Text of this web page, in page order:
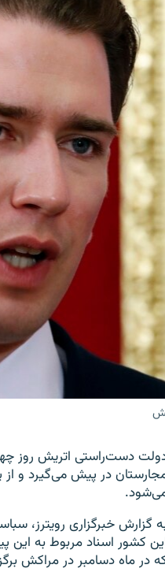
در پیش می‌گیرد و
گزارش خبرگزاری رویترز،
کشور اسناد مربوط به این
در ماه دسامبر در مراکش